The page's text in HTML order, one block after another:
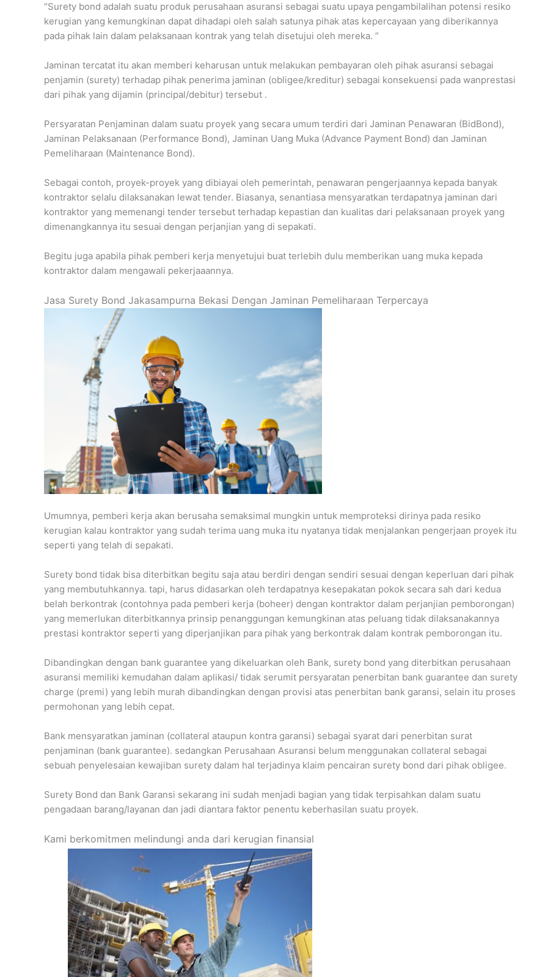
“Surety bond adalah suatu produk perusahaan asuransi sebagai suatu upaya pengambilalihan potensi resiko
kerugian yang kemungkinan dapat dihadapi oleh salah satunya pihak atas kepercayaan yang diberikannya
pada pihak lain dalam pelaksanaan kontrak yang telah disetujui oleh mereka. ”
Jaminan tercatat itu akan memberi keharusan untuk melakukan pembayaran oleh pihak asuransi sebagai
penjamin (surety) terhadap pihak penerima jaminan (obligee/kreditur) sebagai konsekuensi pada wanprestasi
dari pihak yang dijamin (principal/debitur) tersebut .
Persyaratan Penjaminan dalam suatu proyek yang secara umum terdiri dari Jaminan Penawaran (BidBond),
Jaminan Pelaksanaan (Performance Bond), Jaminan Uang Muka (Advance Payment Bond) dan Jaminan
Pemeliharaan (Maintenance Bond).
Sebagai contoh, proyek-proyek yang dibiayai oleh pemerintah, penawaran pengerjaannya kepada banyak
kontraktor selalu dilaksanakan lewat tender. Biasanya, senantiasa mensyaratkan terdapatnya jaminan dari
kontraktor yang memenangi tender tersebut terhadap kepastian dan kualitas dari pelaksanaan proyek yang
dimenangkannya itu sesuai dengan perjanjian yang di sepakati.
Begitu juga apabila pihak pemberi kerja menyetujui buat terlebih dulu memberikan uang muka kepada
kontraktor dalam mengawali pekerjaaannya.
Jasa Surety Bond Jakasampurna Bekasi Dengan Jaminan Pemeliharaan Terpercaya
Umumnya, pemberi kerja akan berusaha semaksimal mungkin untuk memproteksi dirinya pada resiko
kerugian kalau kontraktor yang sudah terima uang muka itu nyatanya tidak menjalankan pengerjaan proyek itu
seperti yang telah di sepakati.
Surety bond tidak bisa diterbitkan begitu saja atau berdiri dengan sendiri sesuai dengan keperluan dari pihak
yang membutuhkannya. tapi, harus didasarkan oleh terdapatnya kesepakatan pokok secara sah dari kedua
belah berkontrak (contohnya pada pemberi kerja (boheer) dengan kontraktor dalam perjanjian pemborongan)
yang memerlukan diterbitkannya prinsip penanggungan kemungkinan atas peluang tidak dilaksanakannya
prestasi kontraktor seperti yang diperjanjikan para pihak yang berkontrak dalam kontrak pemborongan itu.
Dibandingkan dengan bank guarantee yang dikeluarkan oleh Bank, surety bond yang diterbitkan perusahaan
asuransi memiliki kemudahan dalam aplikasi/ tidak serumit persyaratan penerbitan bank guarantee dan surety
charge (premi) yang lebih murah dibandingkan dengan provisi atas penerbitan bank garansi, selain itu proses
permohonan yang lebih cepat.
Bank mensyaratkan jaminan (collateral ataupun kontra garansi) sebagai syarat dari penerbitan surat
penjaminan (bank guarantee). sedangkan Perusahaan Asuransi belum menggunakan collateral sebagai
sebuah penyelesaian kewajiban surety dalam hal terjadinya klaim pencairan surety bond dari pihak obligee.
Surety Bond dan Bank Garansi sekarang ini sudah menjadi bagian yang tidak terpisahkan dalam suatu
pengadaan barang/layanan dan jadi diantara faktor penentu keberhasilan suatu proyek.
Kami berkomitmen melindungi anda dari kerugian finansial